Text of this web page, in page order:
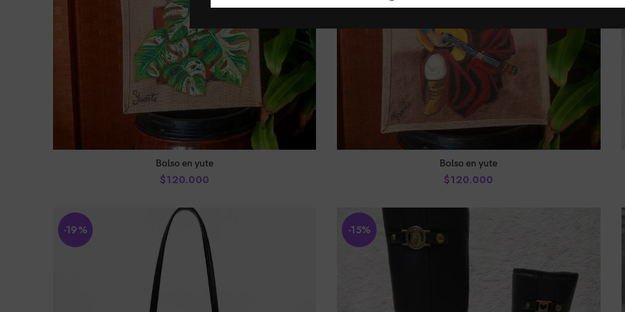
AÑADIR AL CARRITO
Bolso en yute
$120.000
AÑADIR AL CARRITO
Bolso en yute
$120.000
-19% -15%